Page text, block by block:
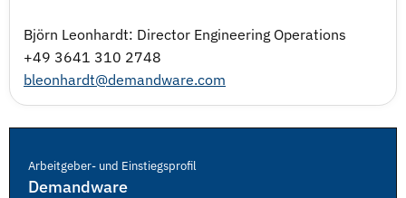
Björn Leonhardt: Director Engineering Operations
+49 3641 310 2748
bleonhardt@demandware.com
Arbeitgeber- und Einstiegsprofil
Demandware